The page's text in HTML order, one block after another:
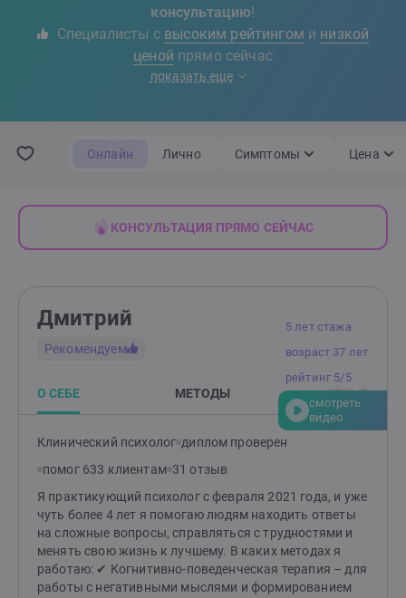
консультацию!
Специалисты с высоким рейтингом и низкой
ценой прямо сейчас
показать еще
Онлайн Лично Симптомы Цена
КОНСУЛЬТАЦИЯ ПРЯМО СЕЙЧАС
5 лет стажа
возраст 37 лет
рейтинг 5/5
смотреть
видео
Дмитрий
Рекомендуем
О СЕБЕ МЕТОДЫ ОТЗЫВ
Клинический психолог диплом проверен
помог 633 клиентам 31 отзыв
Я практикующий психолог с февраля 2021 года, и уже
чуть более 4 лет я помогаю людям находить ответы
на сложные вопросы, справляться с трудностями и
менять свою жизнь к лучшему. В каких методах я
работаю: ✔ Когнитивно-поведенческая терапия – для
работы с негативными мыслями и формированием